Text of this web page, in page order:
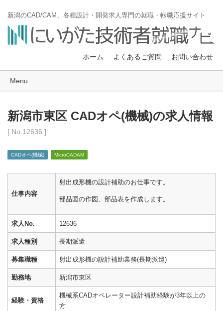
新潟のCAD/CAM、各種設計・開発求人専門の就職・転職応援サイト
ホーム よくあるご質問 お問い合わせ
Menu
新潟市東区 CADオペ(機械)の求人情報
[ No.12636 ]
CADオペ(機械) MicroCADAM
仕事内容
射出成形機の設計補助のお仕事です。
部品図の作図、部品表を作成します。
求人No. 12636
求人種別 長期派遣
募集職種 射出成形機の設計補助業務(長期派遣)
勤務地 新潟市東区
経験・資格
機械系CADオペレーター設計補助経験が3年以上の
方